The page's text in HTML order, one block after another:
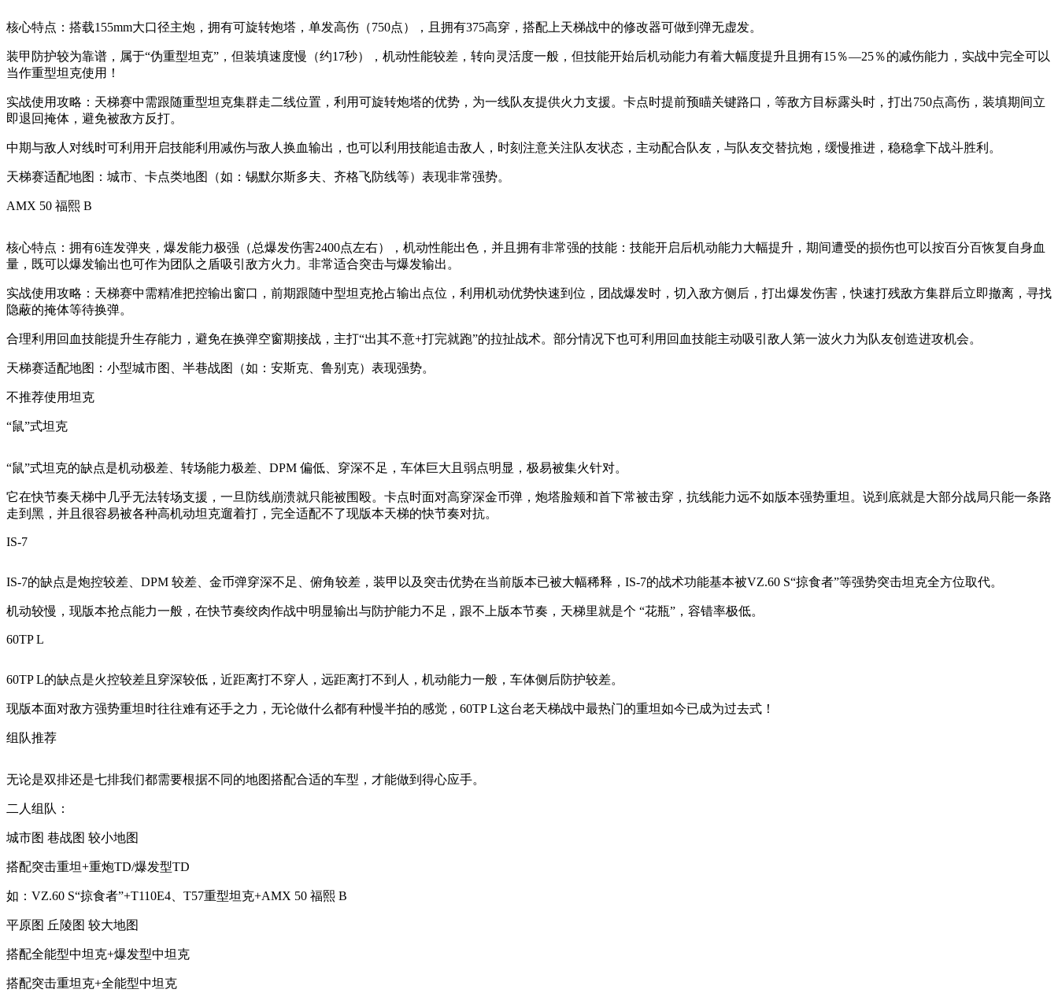
核心特点：搭载155mm大口径主炮，拥有可旋转炮塔，单发高伤（750点），且拥有375高穿，搭配上天梯战中的修改器可做到弹无虚发。
装甲防护较为靠谱，属于“伪重型坦克”，但装填速度慢（约17秒），机动性能较差，转向灵活度一般，但技能开始后机动能力有着大幅度提升且拥有15％—25％的减伤能力，实战中完全可以
当作重型坦克使用！
实战使用攻略：天梯赛中需跟随重型坦克集群走二线位置，利用可旋转炮塔的优势，为一线队友提供火力支援。卡点时提前预瞄关键路口，等敌方目标露头时，打出750点高伤，装填期间立
即退回掩体，避免被敌方反打。
中期与敌人对线时可利用开启技能利用减伤与敌人换血输出，也可以利用技能追击敌人，时刻注意关注队友状态，主动配合队友，与队友交替抗炮，缓慢推进，稳稳拿下战斗胜利。
天梯赛适配地图：城市、卡点类地图（如：锡默尔斯多夫、齐格飞防线等）表现非常强势。
AMX 50 福熙 B
核心特点：拥有6连发弹夹，爆发能力极强（总爆发伤害2400点左右），机动性能出色，并且拥有非常强的技能：技能开启后机动能力大幅提升，期间遭受的损伤也可以按百分百恢复自身血
量，既可以爆发输出也可作为团队之盾吸引敌方火力。非常适合突击与爆发输出。
实战使用攻略：天梯赛中需精准把控输出窗口，前期跟随中型坦克抢占输出点位，利用机动优势快速到位，团战爆发时，切入敌方侧后，打出爆发伤害，快速打残敌方集群后立即撤离，寻找
隐蔽的掩体等待换弹。
合理利用回血技能提升生存能力，避免在换弹空窗期接战，主打“出其不意+打完就跑”的拉扯战术。部分情况下也可利用回血技能主动吸引敌人第一波火力为队友创造进攻机会。
天梯赛适配地图：小型城市图、半巷战图（如：安斯克、鲁别克）表现强势。
不推荐使用坦克
“鼠”式坦克
“鼠”式坦克的缺点是机动极差、转场能力极差、DPM 偏低、穿深不足，车体巨大且弱点明显，极易被集火针对。
它在快节奏天梯中几乎无法转场支援，一旦防线崩溃就只能被围殴。卡点时面对高穿深金币弹，炮塔脸颊和首下常被击穿，抗线能力远不如版本强势重坦。说到底就是大部分战局只能一条路
走到黑，并且很容易被各种高机动坦克遛着打，完全适配不了现版本天梯的快节奏对抗。
IS-7
IS-7的缺点是炮控较差、DPM 较差、金币弹穿深不足、俯角较差，装甲以及突击优势在当前版本已被大幅稀释，IS-7的战术功能基本被VZ.60 S“掠食者”等强势突击坦克全方位取代。
机动较慢，现版本抢点能力一般，在快节奏绞肉作战中明显输出与防护能力不足，跟不上版本节奏，天梯里就是个 “花瓶”，容错率极低。
60TP L
60TP L的缺点是火控较差且穿深较低，近距离打不穿人，远距离打不到人，机动能力一般，车体侧后防护较差。
现版本面对敌方强势重坦时往往难有还手之力，无论做什么都有种慢半拍的感觉，60TP L这台老天梯战中最热门的重坦如今已成为过去式！
组队推荐
无论是双排还是七排我们都需要根据不同的地图搭配合适的车型，才能做到得心应手。
二人组队：
城市图 巷战图 较小地图
搭配突击重坦+重炮TD/爆发型TD
如：VZ.60 S“掠食者”+T110E4、T57重型坦克+AMX 50 福熙 B
平原图 丘陵图 较大地图
搭配全能型中坦克+爆发型中坦克
搭配突击重坦克+全能型中坦克